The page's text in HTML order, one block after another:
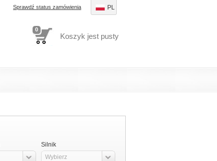
Sprawdź status zamówienia PL
0
Koszyk jest pusty
Silnik
Wybierz